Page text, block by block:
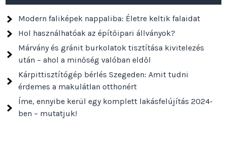
Modern faliképek nappaliba: Életre keltik falaidat
Hol használhatóak az építőipari állványok?
Márvány és gránit burkolatok tisztítása kivitelezés
után – ahol a minőség valóban eldől
Kárpittisztítógép bérlés Szegeden: Amit tudni
érdemes a makulátlan otthonért
Íme, ennyibe kerül egy komplett lakásfelújítás 2024-
ben – mutatjuk!